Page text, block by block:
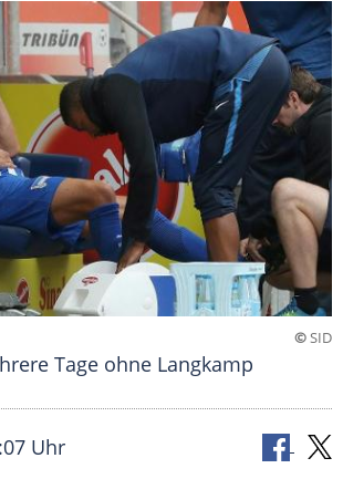
©SID
Tage ohne Langkamp
Uhr